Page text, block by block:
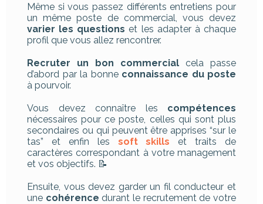
Même si vous passez différents entretiens pour
un même poste de commercial, vous devez
varier les questions et les adapter à chaque
profil que vous allez rencontrer.
Recruter un bon commercial cela passe
d’abord par la bonne connaissance du poste
à pourvoir.
Vous devez connaître les compétences
nécessaires pour ce poste, celles qui sont plus
secondaires ou qui peuvent être apprises “sur le
tas” et enfin les soft skills et traits de
caractères correspondant à votre management
et vos objectifs. 📝
Ensuite, vous devez garder un fil conducteur et
une cohérencedurant le recrutement de votre